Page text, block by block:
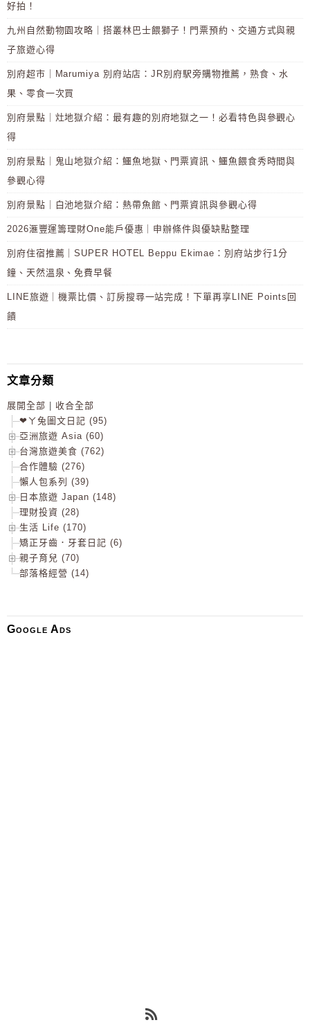
好拍！
九州自然動物園攻略｜搭叢林巴士餵獅子！門票預約、交通方式與親
子旅遊心得
別府超市｜Marumiya 別府站店：JR別府駅旁購物推薦，熟食、水
果、零食一次買
別府景點｜灶地獄介紹：最有趣的別府地獄之一！必看特色與參觀心
得
別府景點｜鬼山地獄介紹：鱷魚地獄、門票資訊、鱷魚餵食秀時間與
參觀心得
別府景點｜白池地獄介紹：熱帶魚館、門票資訊與參觀心得
2026滙豐運籌理財One能戶優惠｜申辦條件與優缺點整理
別府住宿推薦｜SUPER HOTEL Beppu Ekimae：別府站步行1分
鐘、天然溫泉、免費早餐
LINE旅遊｜機票比價、訂房搜尋一站完成！下單再享LINE Points回
饋
文章分類
展開全部
收合全部
❤ㄚ兔圖文日記 (95)
亞洲旅遊 Asia (60)
台灣旅遊美食 (762)
合作體驗 (276)
懶人包系列 (39)
日本旅遊 Japan (148)
理財投資 (28)
生活 Life (170)
矯正牙齒．牙套日記 (6)
親子育兒 (70)
部落格經營 (14)
Google Ads